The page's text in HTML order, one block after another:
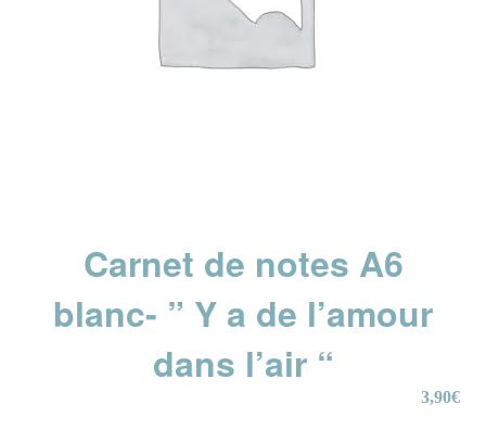
Carnet de notes A6
blanc- ” Y a de l’amour
dans l’air “
3,90€